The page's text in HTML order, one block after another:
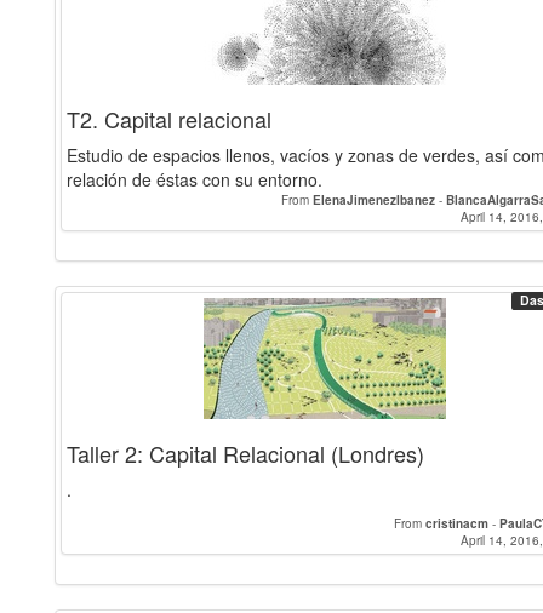
T2. Capital relacional
Estudio de espacios llenos, vacíos y zonas de verdes, así
relación de éstas con su entorno.
From ElenaJimenezIbanez -
April 14,
Taller 2: Capital Relacional (Londres)
.
From cristinacm -
April 14,